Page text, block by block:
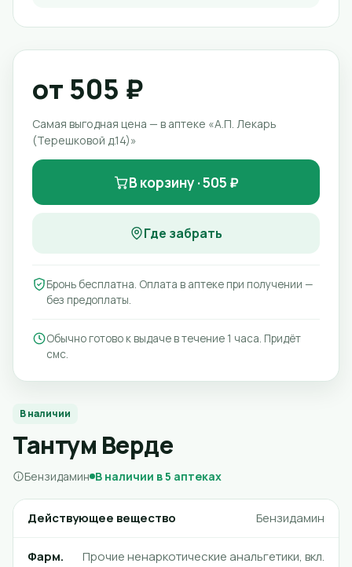
В наличии
Тантум Верде
Бензидамин В наличии в 5 аптеках
Действующее вещество Бензидамин
Фарм.
Прочие ненаркотические анальгетики, вкл.
от 505 ₽
Самая выгодная цена — в аптеке «А.П. Лекарь
(Терешковой д.14)»
В корзину · 505 ₽
Где забрать
Бронь бесплатна. Оплата в аптеке при получении —
без предоплаты.
Обычно готово к выдаче в течение 1 часа. Придёт
смс.